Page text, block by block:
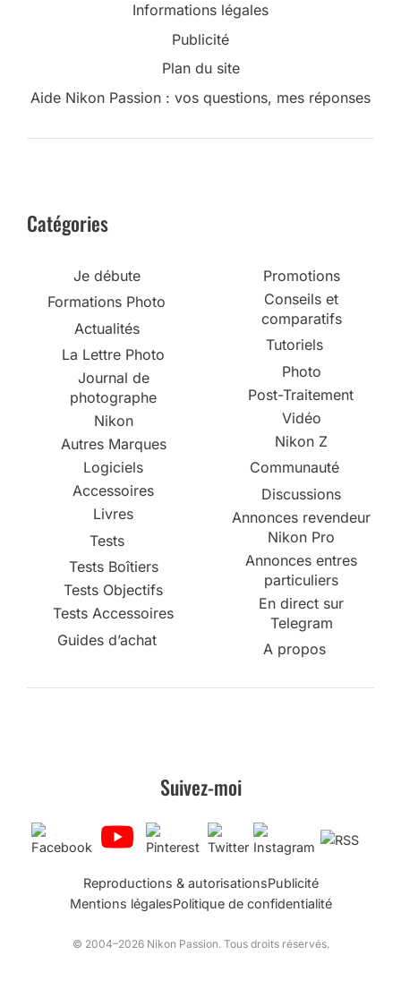
Informations légales
Publicité
Plan du site
Aide Nikon Passion : vos questions, mes réponses
Catégories
Je débute
Formations Photo
Actualités
La Lettre Photo
Journal de
photographe
Nikon
Autres Marques
Logiciels
Accessoires
Livres
Tests
Tests Boîtiers
Tests Objectifs
Tests Accessoires
Guides d’achat
Promotions
Conseils et
comparatifs
Tutoriels
Photo
Post-Traitement
Vidéo
Nikon Z
Communauté
Discussions
Annonces revendeur
Nikon Pro
Annonces entres
particuliers
En direct sur
Telegram
A propos
Suivez-moi
Reproductions & autorisationsPublicité
Mentions légalesPolitique de confidentialité
© 2004–2026 Nikon Passion. Tous droits réservés.